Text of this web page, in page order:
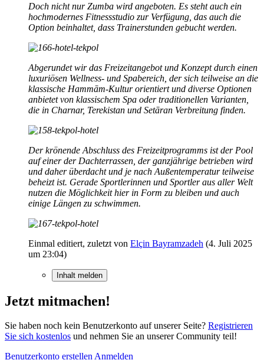
Doch nicht nur Zumba wird angeboten. Es steht auch ein
hochmodernes Fitnessstudio zur Verfügung, das auch die
Option beinhaltet, dass Trainerstunden gebucht werden.
Abgerundet wir das Freizeitangebot und Konzept durch einen
luxuriösen Wellness- und Spabereich, der sich teilweise an die
klassische Hammām-Kultur orientiert und diverse Optionen
anbietet von klassischem Spa oder traditionellen Varianten,
die in Charnar, Terekistan und Setāran Verbreitung finden.
Der krönende Abschluss des Freizeitprogramms ist der Pool
auf einer der Dachterrassen, der ganzjährige betrieben wird
und daher überdacht und je nach Außentemperatur teilweise
beheizt ist. Gerade Sportlerinnen und Sportler aus aller Welt
nutzen die Möglichkeit hier in Form zu bleiben und auch
einige Längen zu schwimmen.
Einmal editiert, zuletzt von Elçin Bayramzadeh (4. Juli 2025
um 23:04)
Inhalt melden
Jetzt mitmachen!
Sie haben noch kein Benutzerkonto auf unserer Seite? Registrieren
Sie sich kostenlos und nehmen Sie an unserer Community teil!
Benutzerkonto erstellenAnmelden